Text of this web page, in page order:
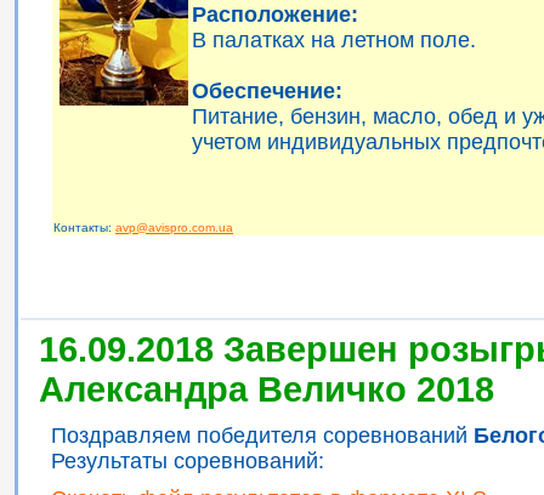
Расположение:
В палатках на летном поле.
Обеспечение:
Питание, бензин, масло, обед и
учетом индивидуальных
Контакты: avp@avispro.com.ua
16.09.2018 Завершен
Александра Величко 2018
Поздравляем победителя соревнований
Результаты соревнований: